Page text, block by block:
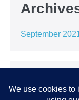
September